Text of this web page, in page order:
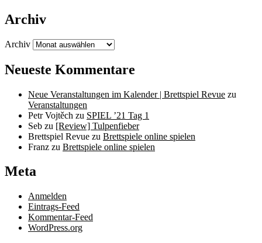
Archiv
Archiv
Neueste Kommentare
Neue Veranstaltungen im Kalender | Brettspiel Revue zu
Veranstaltungen
Petr Vojtěch zu SPIEL ’21 Tag 1
Seb zu [Review] Tulpenfieber
Brettspiel Revue zu Brettspiele online spielen
Franz zu Brettspiele online spielen
Meta
Anmelden
Eintrags-Feed
Kommentar-Feed
WordPress.org